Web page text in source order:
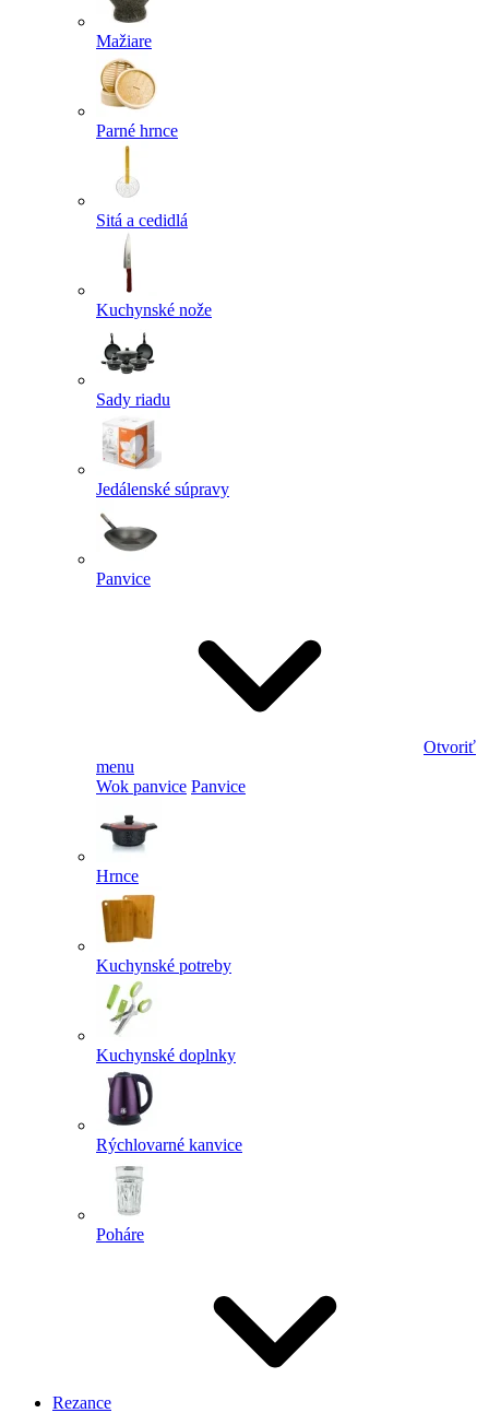
Mažiare
Parné hrnce
Sitá a cedidlá
Kuchynské nože
Sady riadu
Jedálenské súpravy
Panvice
Otvoriť
menu
Wok panvice Panvice
Hrnce
Kuchynské potreby
Kuchynské doplnky
Rýchlovarné kanvice
Poháre
Rezance